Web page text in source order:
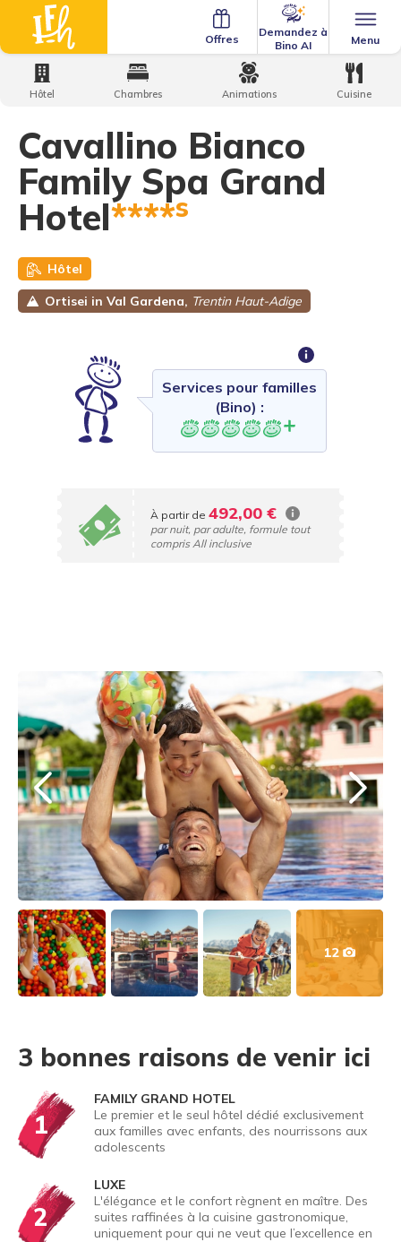
Menu
Demandez à
Bino AI
Offres
Home Family Hotels·Cavallino Bianco Family Spa Grand
Hotel
Cavallino Bianco
Family Spa Grand
Hotel****s
Hôtel
Ortisei in Val Gardena, Trentin Haut-Adige
Services pour familles
(Bino) :
À partir de 492,00 €
par nuit, par adulte, formule tout
compris All inclusive
Hôtel Chambres Animations Cuisine
12
3 bonnes raisons de venir ici
1
FAMILY GRAND HOTEL
Le premier et le seul hôtel dédié exclusivement
aux familles avec enfants, des nourrissons aux
adolescents
2
LUXE
L'élégance et le confort règnent en maître. Des
suites raffinées à la cuisine gastronomique,
uniquement pour qui ne veut que l’excellence en